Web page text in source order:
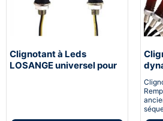
Clignotant à Leds
LOSANGE universel pour